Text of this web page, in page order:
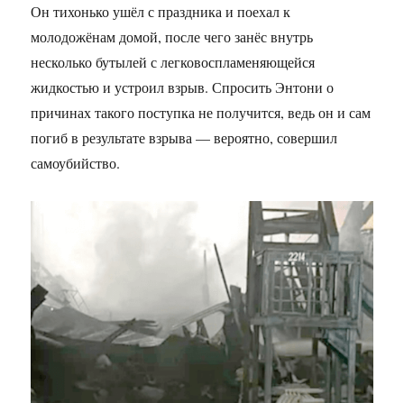
Он тихонько ушёл с праздника и поехал к
молодожёнам домой, после чего занёс внутрь
несколько бутылей с легковоспламеняющейся
жидкостью и устроил взрыв. Спросить Энтони о
причинах такого поступка не получится, ведь он и сам
погиб в результате взрыва — вероятно, совершил
самоубийство.